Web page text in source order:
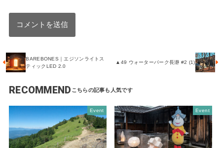
BAREBONES｜エジソンライトス
ティックLED 2.0
▲49 ウォーターパーク長瀞 #2 (1)
RECOMMEND
Event Event